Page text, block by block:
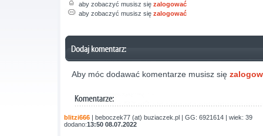
aby zobaczyć musisz się zalogować
aby zobaczyć musisz się zalogować
Aby móc dodawać komentarze musisz się
blitzi666 | beboczek77 (at) buziaczek.pl | GG: 6921614 | wiek: 39
dodano:13:50 08.07.2022